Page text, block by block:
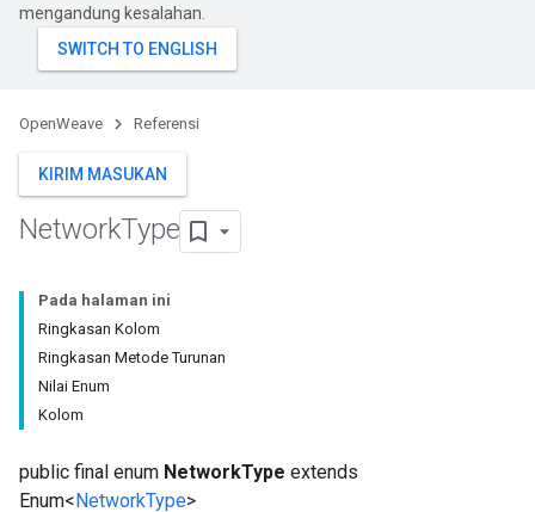
mengandung kesalahan.
OpenWeave Referensi
KIRIM MASUKAN
NetworkType
Pada halaman ini
Ringkasan Kolom
Ringkasan Metode Turunan
Nilai Enum
Kolom
public final enum NetworkType extends
Enum<NetworkType>